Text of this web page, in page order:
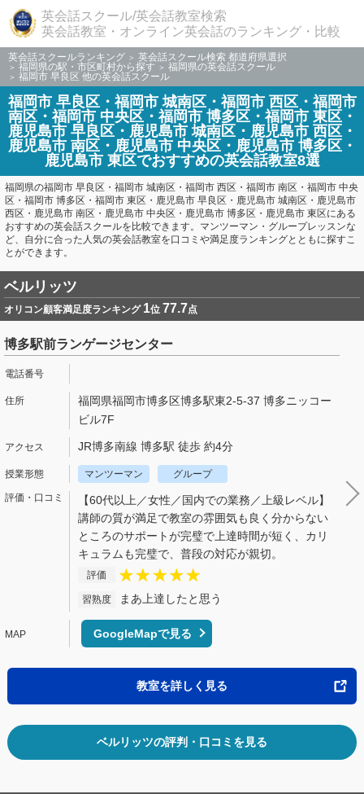
英会話スクール/英会話教室検索
英会話教室・オンライン英会話のランキング・比較
英会話スクールランキング
英会話スクール検索 都道府県選択
福岡県の駅・市区町村から探す
福岡県の英会話スクール
福岡市 早良区 他の英会話スクール
福岡市 早良区・福岡市 城南区・福岡市 西区・福岡市
南区・福岡市 中央区・福岡市 博多区・福岡市 東区・
鹿児島市 早良区・鹿児島市 城南区・鹿児島市 西区・
鹿児島市 南区・鹿児島市 中央区・鹿児島市 博多区・
鹿児島市 東区でおすすめの英会話教室8選
福岡県の福岡市 早良区・福岡市 城南区・福岡市 西区・福岡市 南区・福岡市 中央
区・福岡市 博多区・福岡市 東区・鹿児島市 早良区・鹿児島市 城南区・鹿児島市
西区・鹿児島市 南区・鹿児島市 中央区・鹿児島市 博多区・鹿児島市 東区にある
おすすめの英会話スクールを比較できます。マンツーマン・グループレッスンな
ど、自分に合った人気の英会話教室を口コミや満足度ランキングとともに探すこ
とができます。
ベルリッツ
オリコン顧客満足度ランキング 1位 77.7点
博多駅前ランゲージセンター
福岡県福岡市博多区博多駅東2-5-37 博多ニッコー
ビル7F
JR博多南線 博多駅 徒歩 約4分
マンツーマン グループ
【60代以上／女性／国内での業務／上級レベル】
講師の質が満足で教室の雰囲気も良く分からない
ところのサポートが完璧で上達時間が短く、カリ
キュラムも完璧で、普段の対応が親切。
評価
習熟度 まあ上達したと思う
GoogleMapで見る
教室を詳しく見る
ベルリッツの評判・口コミを見る